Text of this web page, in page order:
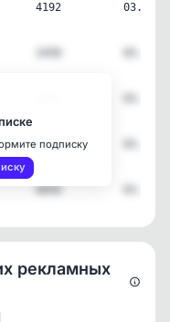
4192
67294
6850
подписку
рекламных